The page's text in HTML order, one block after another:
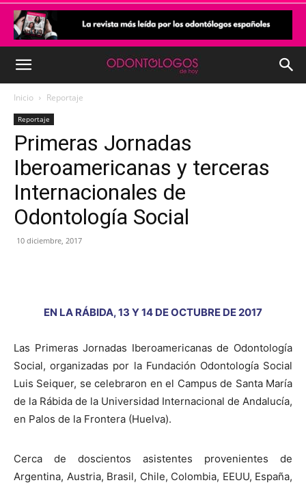
Inicio Reportaje
Reportaje
Primeras Jornadas
Iberoamericanas y terceras
Internacionales de
Odontología Social
10 diciembre, 2017
EN LA RÁBIDA, 13 Y 14 DE OCTUBRE DE 2017
Las Primeras Jornadas Iberoamericanas de Odontología
Social, organizadas por la Fundación Odontología Social
Luis Seiquer, se celebraron en el Campus de Santa María
de la Rábida de la Universidad Internacional de Andalucía,
en Palos de la Frontera (Huelva).
Cerca de doscientos asistentes provenientes de
Argentina, Austria, Brasil, Chile, Colombia, EEUU, España,